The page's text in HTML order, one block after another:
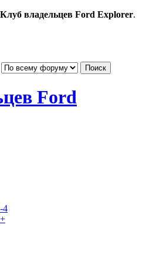
Клуб владельцев Ford Explorer.
Ford
4